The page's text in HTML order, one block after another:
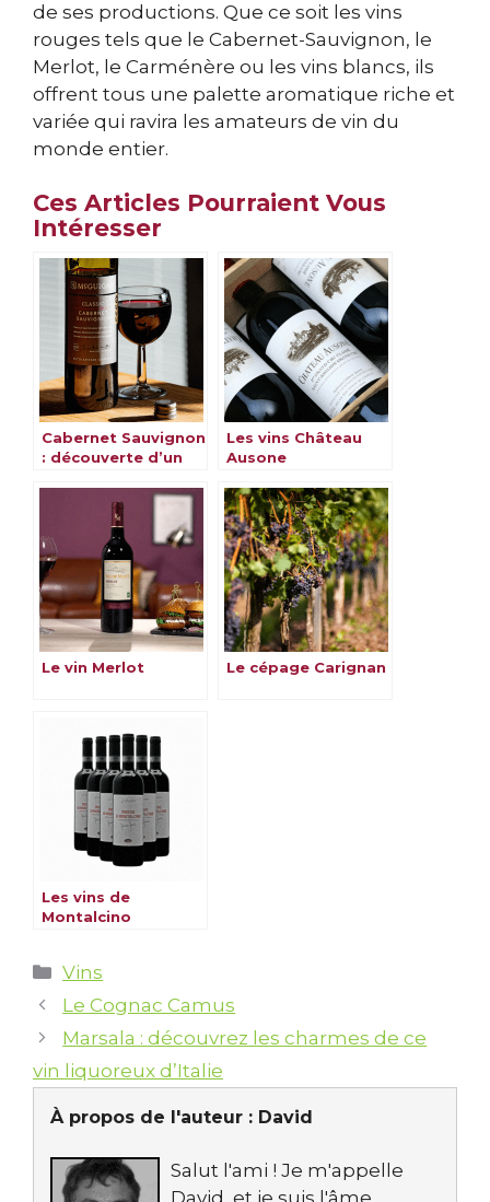
de ses productions. Que ce soit les vins
rouges tels que le Cabernet-Sauvignon, le
Merlot, le Carménère ou les vins blancs, ils
offrent tous une palette aromatique riche et
variée qui ravira les amateurs de vin du
monde entier.
Ces Articles Pourraient Vous
Intéresser
Cabernet Sauvignon
: découverte d’un
emblématique
Les vins Château
Ausone
Le vin Merlot Le cépage Carignan
Les vins de
Montalcino
Catégories
Vins
Le Cognac Camus
Marsala : découvrez les charmes de ce
vin liquoreux d’Italie
À propos de l'auteur : David
Salut l'ami ! Je m'appelle
David, et je suis l'âme